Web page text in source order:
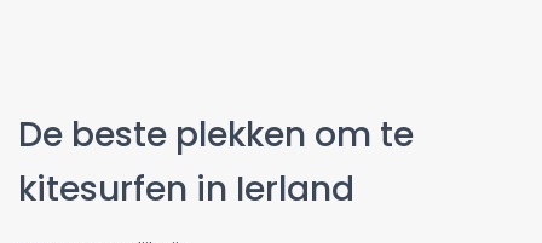
De beste plekken om te
kitesurfen in Ierland